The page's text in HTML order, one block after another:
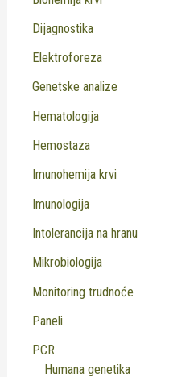
Dijagnostika
Elektroforeza
Genetske analize
Hematologija
Hemostaza
Imunohemija krvi
Imunologija
Intolerancija na hranu
Mikrobiologija
Monitoring trudnoće
Paneli
PCR
Humana genetika